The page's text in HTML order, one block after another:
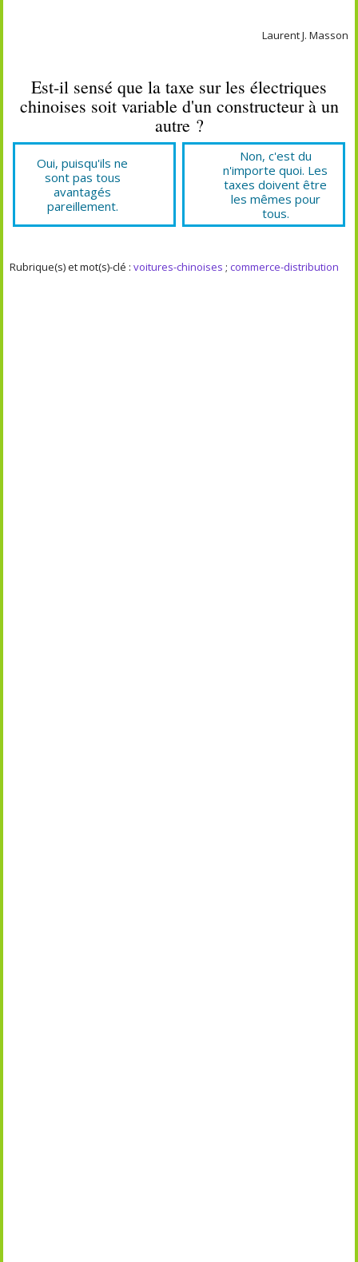
Laurent J. Masson
Est-il sensé que la taxe sur les électriques
chinoises soit variable d'un constructeur à un
autre ?
Oui, puisqu'ils ne
sont pas tous
avantagés
pareillement.
Non, c'est du
n'importe quoi. Les
taxes doivent être
les mêmes pour
tous.
Rubrique(s) et mot(s)-clé :voitures-chinoises ;commerce-distribution